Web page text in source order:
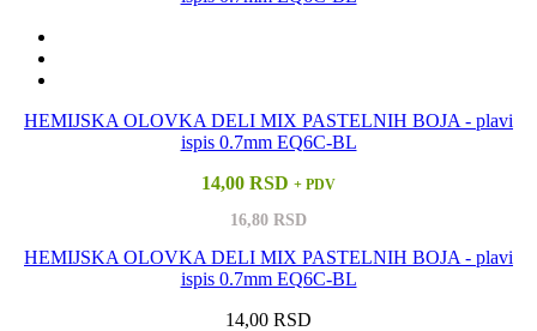
HEMIJSKA OLOVKA DELI MIX PASTELNIH BOJA - plavi
ispis 0.7mm EQ6C-BL
14,00 RSD + PDV
16,80 RSD
HEMIJSKA OLOVKA DELI MIX PASTELNIH BOJA - plavi
ispis 0.7mm EQ6C-BL
14,00 RSD